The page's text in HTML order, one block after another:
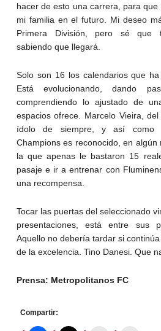
hacer de esto una carrera, para
mi familia en el futuro. Mi deseo
Primera División, pero sé que
sabiendo que llegará.
Solo son 16 los calendarios que
Está evolucionando, dando
comprendiendo lo ajustado de
espacios ofrece. Marcelo Vieira,
ídolo de siempre, y así como
Champions es reconocido, en
la que apenas le bastaron 15
pasaje e ir a entrenar con
una recompensa.
Tocar las puertas del seleccionado
presentaciones, está entre sus
Aquello no debería tardar si
de la excelencia. Tino Danesi. Que
Prensa: Metropolitanos FC
Compartir: